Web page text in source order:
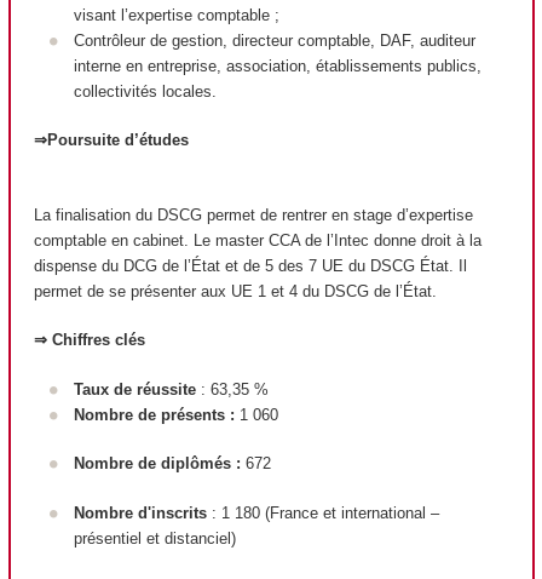
visant l’expertise comptable ;
Contrôleur de gestion, directeur comptable, DAF, auditeur
interne en entreprise, association, établissements publics,
collectivités locales.
⇒Poursuite d’études
La finalisation du DSCG permet de rentrer en stage d’expertise
comptable en cabinet. Le master CCA de l’Intec donne droit à la
dispense du DCG de l’État et de 5 des 7 UE du DSCG État. Il
permet de se présenter aux UE 1 et 4 du DSCG de l’État.
⇒ Chiffres clés
Taux de réussite: 63,35 %
Nombre de présents : 1 060
Nombre de diplômés : 672
Nombre d'inscrits: 1 180 (France et international –
présentiel et distanciel)